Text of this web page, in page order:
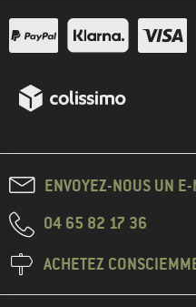
ENVOYEZ-NOUS UN
04 65 82 17 36
ACHETEZ